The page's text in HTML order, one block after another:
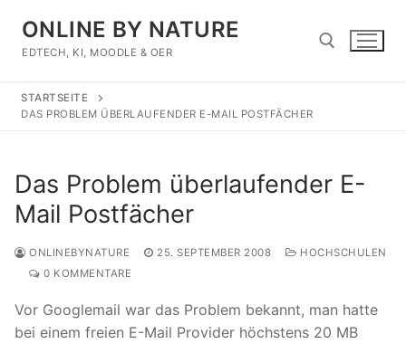
Inhalt
springen
ONLINE BY NATURE
EDTECH, KI, MOODLE & OER
Suchen nach:
STARTSEITE
DAS PROBLEM ÜBERLAUFENDER E-MAIL POSTFÄCHER
Das Problem überlaufender E-
Mail Postfächer
ONLINEBYNATURE 25. SEPTEMBER 2008
HOCHSCHULEN
0 KOMMENTARE
Vor Googlemail war das Problem bekannt, man hatte
bei einem freien E-Mail Provider höchstens 20 MB